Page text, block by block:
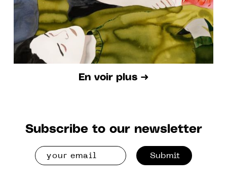
En voir plus ➜
Subscribe to our newsletter
Submit